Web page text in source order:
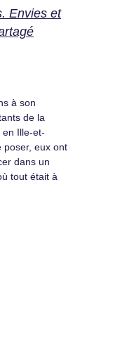
Envies et
à son
de la
en Ille-et-
poser, eux ont
dans un
tout était à